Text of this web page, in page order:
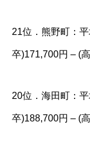
21位．熊野町：
卒)171,700円 – (
20位．海田町：
卒)188,700円 – (